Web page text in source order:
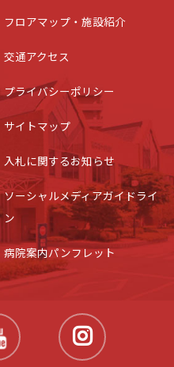
フロアマップ・施設紹介
交通アクセス
プライバシーポリシー
サイトマップ
入札に関するお知らせ
ソーシャルメディアガイドライ
ン
病院案内パンフレット